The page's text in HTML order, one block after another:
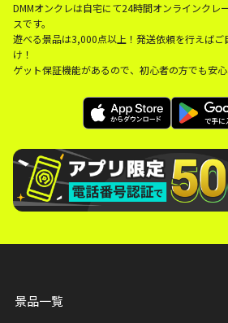
DMMオンクレは自宅にて24時間オンラインクレ
スです。
遊べる景品は3,000点以上！発送依頼を行えばご
け！
ゲット保証機能があるので、初心者の方でも安心
景品一覧